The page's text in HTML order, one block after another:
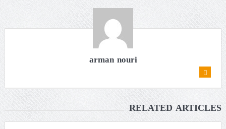
arman nouri
RELATED ARTICLES